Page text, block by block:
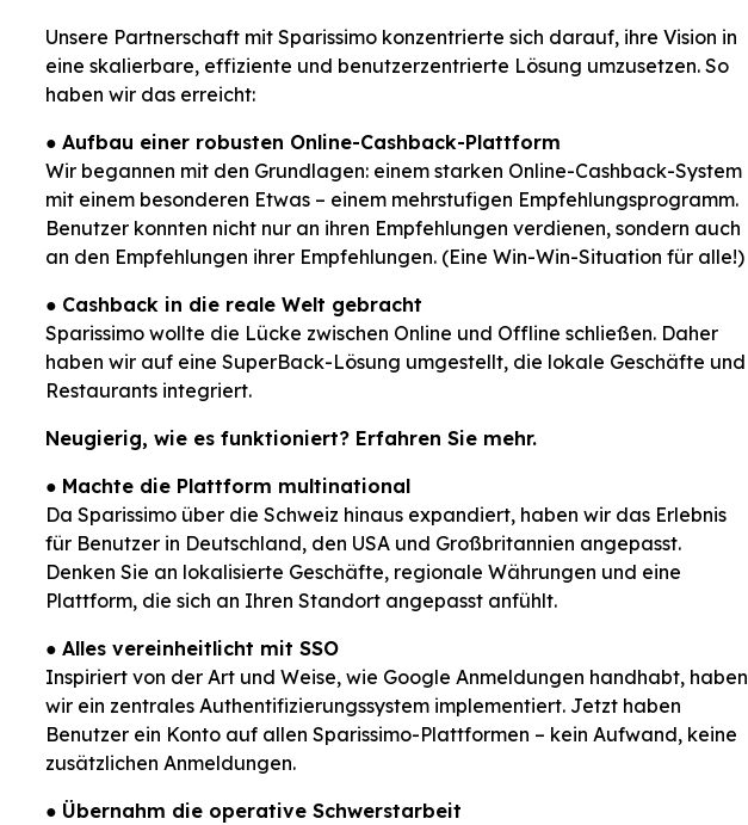
Unsere Partnerschaft mit Sparissimo konzentrierte sich darauf, ihre Vision in
eine skalierbare, effiziente und benutzerzentrierte Lösung umzusetzen. So
haben wir das erreicht:
● Aufbau einer robusten Online-Cashback-Plattform
Wir begannen mit den Grundlagen: einem starken Online-Cashback-System
mit einem besonderen Etwas – einem mehrstufigen Empfehlungsprogramm.
Benutzer konnten nicht nur an ihren Empfehlungen verdienen, sondern auch
an den Empfehlungen ihrer Empfehlungen. (Eine Win-Win-Situation für alle!)
● Cashback in die reale Welt gebracht
Sparissimo wollte die Lücke zwischen Online und Offline schließen. Daher
haben wir auf eine SuperBack-Lösung umgestellt, die lokale Geschäfte und
Restaurants integriert.
Neugierig, wie es funktioniert? Erfahren Sie mehr.
● Machte die Plattform multinational
Da Sparissimo über die Schweiz hinaus expandiert, haben wir das Erlebnis
für Benutzer in Deutschland, den USA und Großbritannien angepasst.
Denken Sie an lokalisierte Geschäfte, regionale Währungen und eine
Plattform, die sich an Ihren Standort angepasst anfühlt.
● Alles vereinheitlicht mit SSO
Inspiriert von der Art und Weise, wie Google Anmeldungen handhabt, haben
wir ein zentrales Authentifizierungssystem implementiert. Jetzt haben
Benutzer ein Konto auf allen Sparissimo-Plattformen – kein Aufwand, keine
zusätzlichen Anmeldungen.
● Übernahm die operative Schwerstarbeit